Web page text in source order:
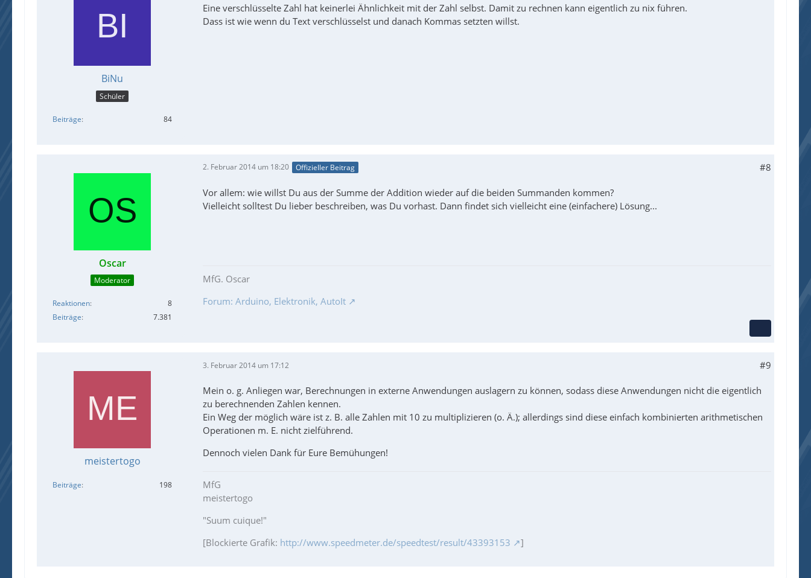
BiNu
Schüler
Beiträge 84
Eine verschlüsselte Zahl hat keinerlei Ähnlichkeit mit der Zahl selbst. Damit zu rechnen kann eigentlich zu nix führen.
Dass ist wie wenn du Text verschlüsselst und danach Kommas setzten willst.
Oscar
Moderator
Reaktionen
8
Beiträge
7.381
2. Februar 2014 um 18:20 Offizieller Beitrag #8
Vor allem: wie willst Du aus der Summe der Addition wieder auf die beiden Summanden kommen?
Vielleicht solltest Du lieber beschreiben, was Du vorhast. Dann findet sich vielleicht eine (einfachere) Lösung...
MfG. Oscar
Forum: Arduino, Elektronik, AutoIt
meistertogo
Beiträge 198
3. Februar 2014 um 17:12 #9
Mein o. g. Anliegen war, Berechnungen in externe Anwendungen auslagern zu können, sodass diese Anwendungen nicht die eigentlich
zu berechnenden Zahlen kennen.
Ein Weg der möglich wäre ist z. B. alle Zahlen mit 10 zu multiplizieren (o. Ä.); allerdings sind diese einfach kombinierten arithmetischen
Operationen m. E. nicht zielführend.
Dennoch vielen Dank für Eure Bemühungen!
MfG
meistertogo
"Suum cuique!"
[Blockierte Grafik: http://www.speedmeter.de/speedtest/result/43393153 ]